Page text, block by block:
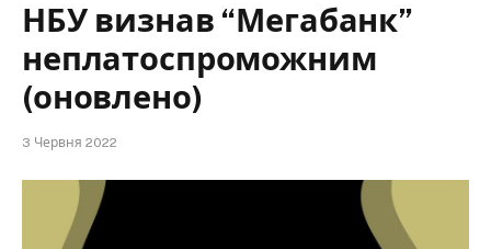
НБУ визнав “Мегабанк”
неплатоспроможним
(оновлено)
3 Червня 2022